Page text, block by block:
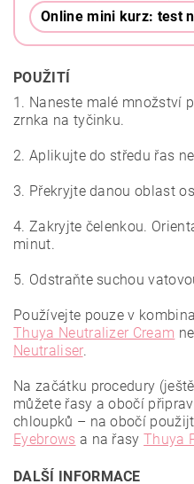
Online mini kurz: test
POUŽITÍ
1. Naneste malé množství
zrnka na tyčinku.
2. Aplikujte do středu řas
3. Překryjte danou oblast
4. Zakryjte čelenkou.
minut.
5. Odstraňte suchou
Používejte pouze v
Thuya Neutralizer Cream
Neutraliser.
Na začátku procedury
můžete řasy a obočí
chloupků – na obočí
Eyebrows a na řasyThuya
DALŠÍ INFORMACE